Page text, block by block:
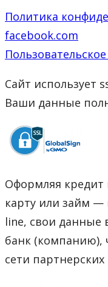
Политика
facebook.com
Сайт использует
Ваши данные
Оформляя
карту или займ —
line, свои данные
банк (компанию),
сети